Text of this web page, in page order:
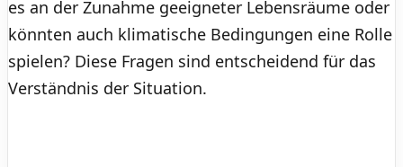
es an der Zunahme geeigneter Lebensräume oder
könnten auch klimatische Bedingungen eine Rolle
spielen? Diese Fragen sind entscheidend für das
Verständnis der Situation.